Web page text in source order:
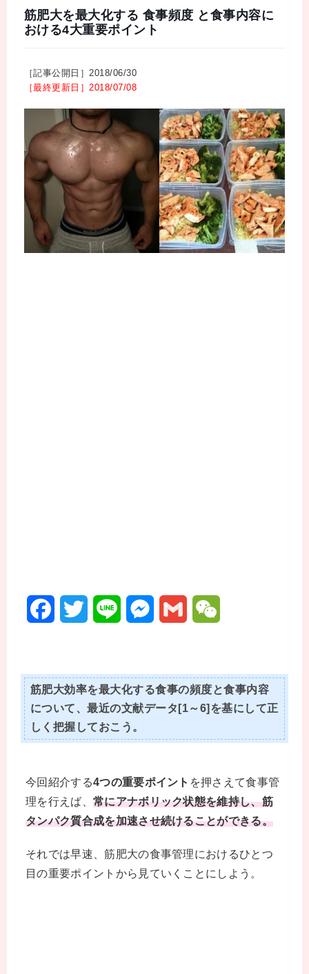
筋肥大を最大化する 食事頻度 と食事内容に
おける4大重要ポイント
［記事公開日］2018/06/30
［最終更新日］2018/07/08
e
b
o
k
t
e
e s
n
g
e
r
i h
t
筋肥大効率を最大化する食事の頻度と食事内容
について、最近の文献データ[1～6]を基にして正
しく把握しておこう。
今回紹介する4つの重要ポイント を押さえて食事管
理を行えば、 常にアナボリック状態を維持し、筋
タンパク質合成を加速させ続けることができる。
それでは早速、筋肥大の食事管理におけるひとつ
目の重要ポイントから見ていくことにしよう。